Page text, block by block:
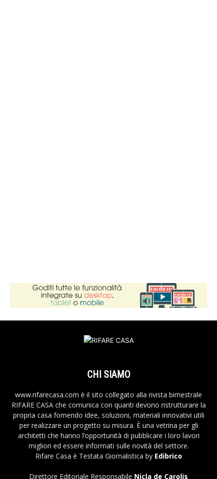
CHI SIAMO
www.rifarecasa.com è il sito collegato alla rivista bimestrale
RIFARE CASA che comunica con quanti devono ristrutturare la
propria casa fornendo idee, soluzioni, materiali innovativi utili
per realizzare un progetto su misura. È una vetrina per gli
architetti che hanno l’opportunità di pubblicare i loro lavori
migliori ed essere informati sulle novità del settore.
Rifare Casa è Testata Giornalistica by Edibrico
Direttore Editoriale Responsabile Nicla de Carolis